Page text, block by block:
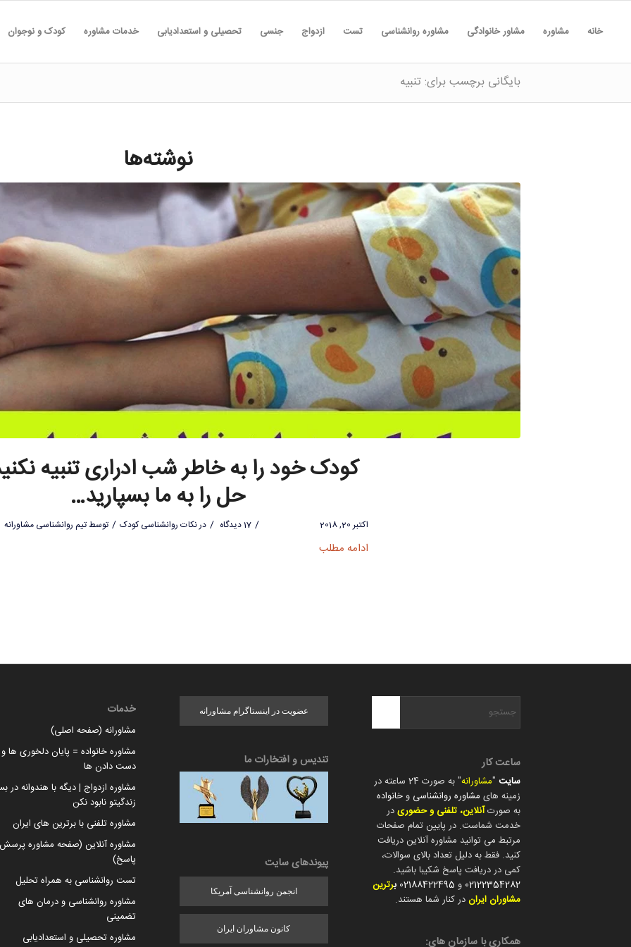
خانه مشاوره مشاور خانوادگی مشاوره روانشناسی تست ازدواج جنسی تحصیلی و استعدادیابی خدمات مشاوره کودک و نوجوان
بایگانی برچسب برای: تنبیه
نوشته‌ها
کودک خود را به خاطر شب ادراری تنبیه
حل را به ما بسپارید…
اکتبر 20, 2018 / 17 دیدگاه / درنکات روانشناسی کودک / توسطتیم روانشناسی مشاورانه
ادامه مطلب
ساعت کار
سایت "مشاورانه
" به صورت 24 ساعته در
زمینه های مشاوره روانشناسی و خانواده
به صورتآنلاین، تلفنی و حضوریدر
خدمت شماست. در پایین تمام صفحات
مرتبط می توانید مشاوره آنلاین دریافت
کنید. فقط به دلیل تعداد بالای سوالات،
کمی در دریافت پاسخ شکیبا باشید.
02122354282 و 02188422495 برترین
مشاوران ایراندر کنار شما هستند.
همکاری با سازمان های:
عضویت در اینستاگرام مشاورانه
تندیس و افتخارات ما
پیوندهای سایت
انجمن روانشناسی آمریکا
کانون مشاوران ایران
خدمات
مشاورانه (صفحه اصلی)
مشاوره خانواده = پایان دلخوری ها و
دست دادن ها
مشاوره ازدواج | دیگه با هندوانه در
زندگیتو نابود نکن
مشاوره تلفنی با برترین های ایران
مشاوره آنلاین (صفحه مشاوره
پاسخ)
تست روانشناسی به همراه تحلیل
مشاوره روانشناسی و درمان های
تضمینی
مشاوره تحصیلی و استعدادیابی